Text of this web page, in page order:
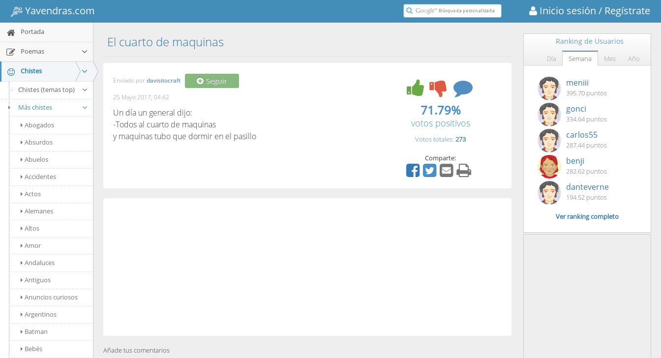
Yavendras.com Inicio sesión / Regístrate
Portada
Poemas
Chistes
Chistes (temas top)
Más chistes
Abogados
Absurdos
Abuelos
Accidentes
Actos
Alemanes
Altos
Amor
Andaluces
Antiguos
Anuncios curiosos
Argentinos
Batman
Bebés
El cuarto de maquinas
Enviado por davisitocraft Seguir
25 Mayo 2017, 04:42
Un día un general dijo:
-Todos al cuarto de maquinas
y maquinas tubo que dormir en el pasillo
71.79%
votos positivos
Votos totales: 273
Comparte:
Añade tus comentarios
Ranking de Usuarios
Día Semana Mes Año
meniii
395.70 puntos
gonci
334.64 puntos
carlos55
287.44 puntos
benji
282.62 puntos
danteverne
194.52 puntos
Ver ranking completo